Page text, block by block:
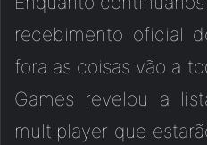
recebimento oficial
fora as coisas vão a
Games revelou a
multiplayer que